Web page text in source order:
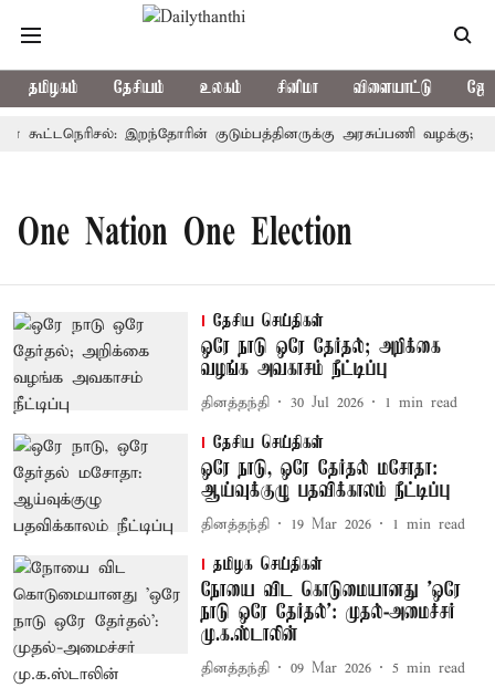
தமிழகம் தேசியம் உலகம் சினிமா விளையாட்டு
கூட்டநெரிசல்: இறந்தோரின் குடும்பத்தினருக்கு அரசுப்பணி வழக்கு;
One Nation One Election
தேசிய செய்திகள்
ஒரே நாடு ஒரே தேர்தல்; அறிக்கை
வழங்க அவகாசம் நீட்டிப்பு
தினத்தந்தி 30 Jul 2026 1 min read
தேசிய செய்திகள்
ஒரே நாடு, ஒரே தேர்தல் மசோதா:
ஆய்வுக்குழு பதவிக்காலம் நீட்டிப்பு
தினத்தந்தி 19 Mar 2026 1 min read
தமிழக செய்திகள்
நோயை விட கொடுமையானது ’ஒரே
நாடு ஒரே தேர்தல்’: முதல்-அமைச்சர்
மு.க.ஸ்டாலின்
தினத்தந்தி 09 Mar 2026 5 min read